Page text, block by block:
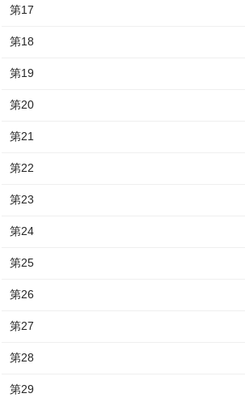
第17
第18
第19
第20
第21
第22
第23
第24
第25
第26
第27
第28
第29